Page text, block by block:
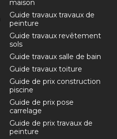
maison
Guide travaux travaux de
peinture
Guide travaux revêtement
sols
Guide travaux salle de bain
Guide travaux toiture
Guide de prix construction
piscine
Guide de prix pose
carrelage
Guide de prix travaux de
peinture